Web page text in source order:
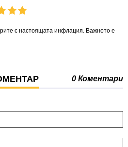
с настоящата инфлация. Важното е
0 Коментари